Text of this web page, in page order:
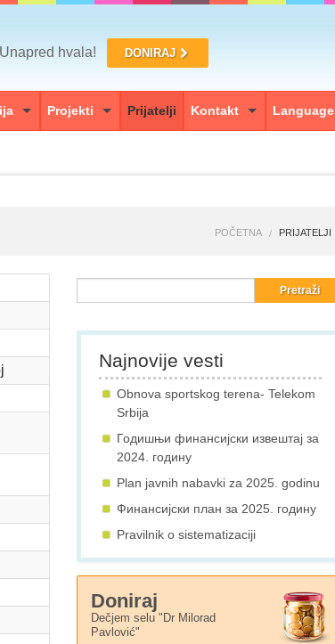
hvala! DONIRAJ
Projekti Prijatelji Kontakt Language
POČETNA PRIJATELJI
Najnovije vesti
Obnova sportskog terena- Telekom
Srbija
Годишњи финансијски извештај за
2024. годину
Plan javnih nabavki za 2025. godinu
Финансијски план за 2025. годину
Pravilnik o sistematizaciji
Doniraj
Dečjem selu "Dr Milorad
Pavlović"